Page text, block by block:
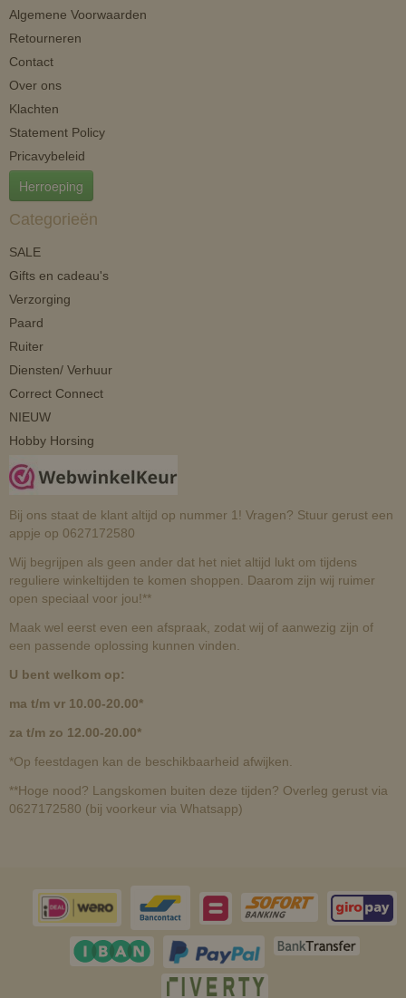
Algemene Voorwaarden
Retourneren
Contact
Over ons
Klachten
Statement Policy
Pricavybeleid
Herroeping
Categorieën
SALE
Gifts en cadeau's
Verzorging
Paard
Ruiter
Diensten/ Verhuur
Correct Connect
NIEUW
Hobby Horsing
Bij ons staat de klant altijd op nummer 1! Vragen? Stuur gerust een
appje op 0627172580
Wij begrijpen als geen ander dat het niet altijd lukt om tijdens
reguliere winkeltijden te komen shoppen. Daarom zijn wij ruimer
open speciaal voor jou!**
Maak wel eerst even een afspraak, zodat wij of aanwezig zijn of
een passende oplossing kunnen vinden.
U bent welkom op:
ma t/m vr 10.00-20.00*
za t/m zo 12.00-20.00*
*Op feestdagen kan de beschikbaarheid afwijken.
**Hoge nood? Langskomen buiten deze tijden? Overleg gerust via
0627172580 (bij voorkeur via Whatsapp)